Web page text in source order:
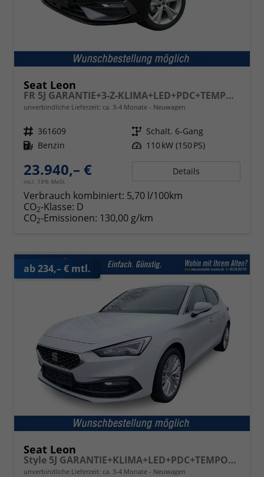
Seat Leon
FR 5J GARANTIE+3-Z-KLIMA+LED+PDC+TEMPOMAT+17" ALU
unverbindliche Lieferzeit: ca. 3-4 Monate Neuwagen
Fahrzeugnr. 361609 Getriebe Schalt. 6-Gang
Kraftstoff Benzin Leistung 110 kW (150 PS)
23.940,– €
incl. 19% MwSt.
Details
Verbrauch kombiniert: 5,70 l/100km
CO2-Klasse: D
CO2-Emissionen: 130,00 g/km
ab 234,– € mtl.
Seat Leon
Style 5J GARANTIE+KLIMA+LED+PDC+TEMPOMAT+16" ALU
unverbindliche Lieferzeit: ca. 3-4 Monate Neuwagen